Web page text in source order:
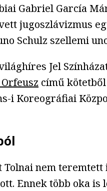
Gabriel García
jugoszlávizmus
Schulz szellemi
Jel
című
i Koreográfiai
nem
Ennek több oka